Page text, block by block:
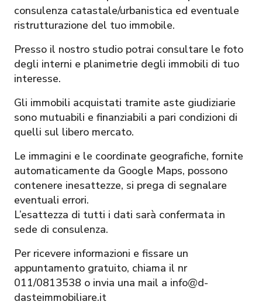
consulenza catastale/urbanistica ed eventuale
ristrutturazione del tuo immobile.
Presso il nostro studio potrai consultare le foto
degli interni e planimetrie degli immobili di tuo
interesse.
Gli immobili acquistati tramite aste giudiziarie
sono mutuabili e finanziabili a pari condizioni di
quelli sul libero mercato.
Le immagini e le coordinate geografiche, fornite
automaticamente da Google Maps, possono
contenere inesattezze, si prega di segnalare
eventuali errori.
L’esattezza di tutti i dati sarà confermata in
sede di consulenza.
Per ricevere informazioni e fissare un
appuntamento gratuito, chiama il nr
011/0813538 o invia una mail a info@d-
dasteimmobiliare.it